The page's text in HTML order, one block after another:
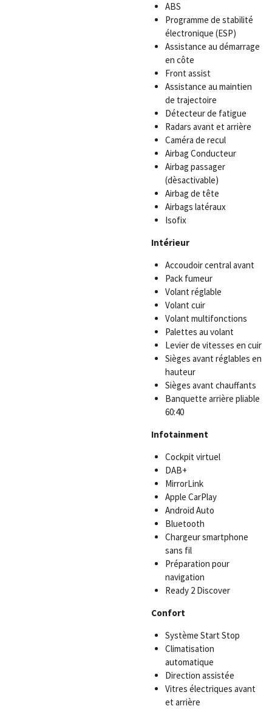
ABS
Programme de stabilité
électronique (ESP)
Assistance au démarrage
en côte
Front assist
Assistance au maintien
de trajectoire
Détecteur de fatigue
Radars avant et arrière
Caméra de recul
Airbag Conducteur
Airbag passager
(dèsactivable)
Airbag de tête
Airbags latéraux
Isofix
Intérieur
Accoudoir central avant
Pack fumeur
Volant réglable
Volant cuir
Volant multifonctions
Palettes au volant
Levier de vitesses en cuir
Sièges avant réglables en
hauteur
Sièges avant chauffants
Banquette arrière pliable
60:40
Infotainment
Cockpit virtuel
DAB+
MirrorLink
Apple CarPlay
Android Auto
Bluetooth
Chargeur smartphone
sans fil
Préparation pour
navigation
Ready 2 Discover
Confort
Système Start Stop
Climatisation
automatique
Direction assistée
Vitres électriques avant
et arrière